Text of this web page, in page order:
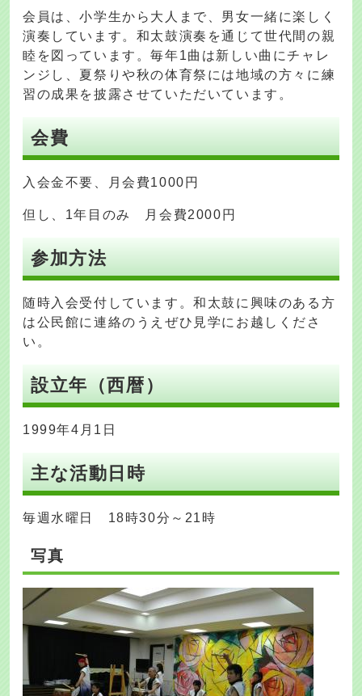
会員は、小学生から大人まで、男女一緒に楽しく
演奏しています。和太鼓演奏を通じて世代間の親
睦を図っています。毎年1曲は新しい曲にチャレ
ンジし、夏祭りや秋の体育祭には地域の方々に練
習の成果を披露させていただいています。
会費
入会金不要、月会費1000円
但し、1年目のみ 月会費2000円
参加方法
随時入会受付しています。和太鼓に興味のある方
は公民館に連絡のうえぜひ見学にお越しくださ
い。
設立年（西暦）
1999年4月1日
主な活動日時
毎週水曜日 18時30分～21時
写真